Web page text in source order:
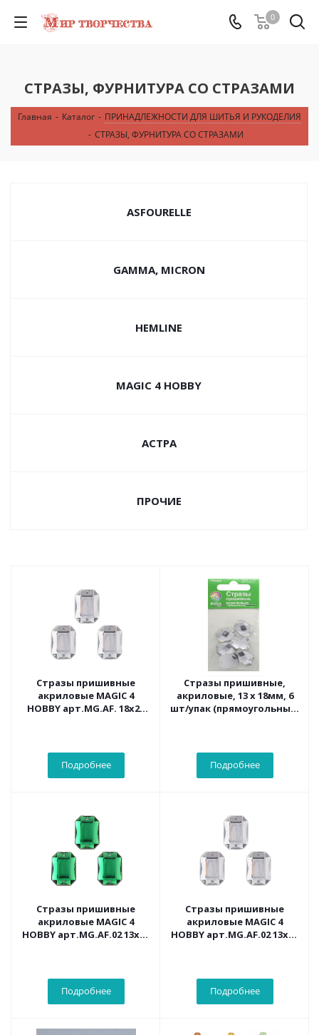
0
СТРАЗЫ, ФУРНИТУРА СО СТРАЗАМИ
Главная - Каталог - ПРИНАДЛЕЖНОСТИ ДЛЯ ШИТЬЯ И РУКОДЕЛИЯ
- СТРАЗЫ, ФУРНИТУРА СО СТРАЗАМИ
ASFOURELLE
GAMMA, MICRON
HEMLINE
MAGIC 4 HOBBY
АСТРА
ПРОЧИЕ
Стразы пришивные
акриловые MAGIC 4
HOBBY арт.MG.AF. 18x25
Подробнее
Стразы пришивные,
акриловые, 13 х 18мм, 6
шт/упак (прямоугольные)
Подробнее
Стразы пришивные
акриловые MAGIC 4
HOBBY арт.MG.AF.02 13x18
Подробнее
Стразы пришивные
акриловые MAGIC 4
HOBBY арт.MG.AF.02 13x18
Подробнее